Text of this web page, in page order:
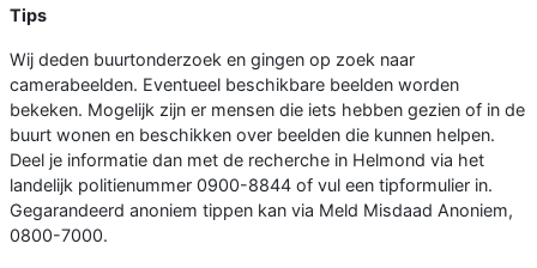
Tips
Wij deden buurtonderzoek en gingen op zoek naar
camerabeelden. Eventueel beschikbare beelden worden
bekeken. Mogelijk zijn er mensen die iets hebben gezien of in de
buurt wonen en beschikken over beelden die kunnen helpen.
Deel je informatie dan met de recherche in Helmond via het
landelijk politienummer 0900-8844 of vul een tipformulier in.
Gegarandeerd anoniem tippen kan via Meld Misdaad Anoniem,
0800-7000.